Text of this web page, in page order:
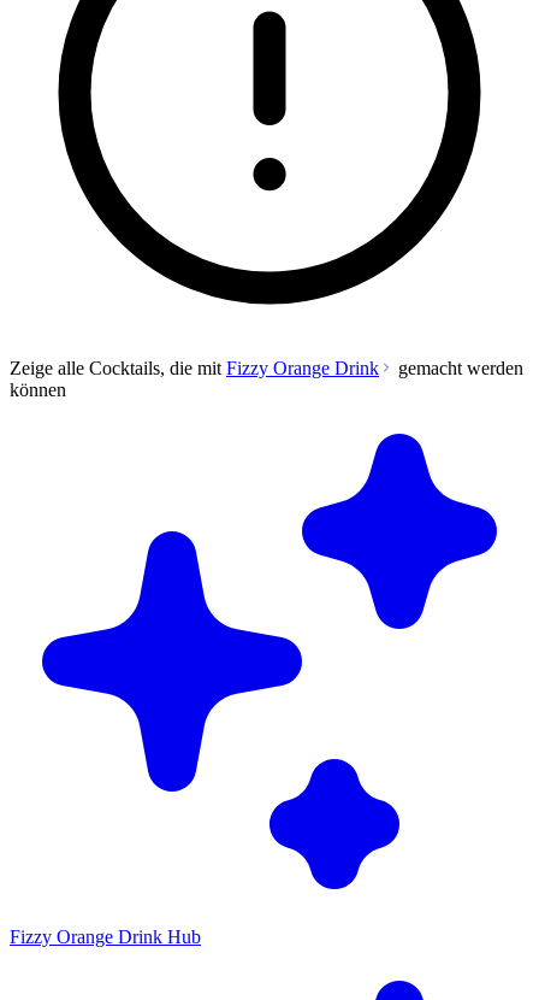
Zeige alle Cocktails, die mit Fizzy Orange Drink
gemacht werden
können
Fizzy Orange Drink Hub